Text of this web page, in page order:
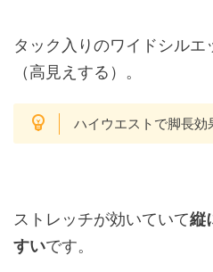
タック入りのワイドシルエ
（高見えする）。
ハイウエストで脚長効
ストレッチが効いていて縦
すいです。